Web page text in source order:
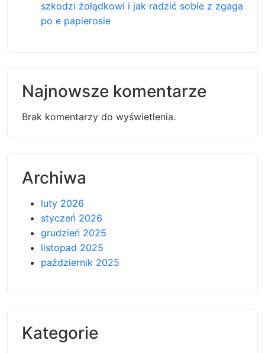
szkodzi żołądkowi i jak radzić sobie z zgaga
po e papierosie
Najnowsze komentarze
Brak komentarzy do wyświetlenia.
Archiwa
luty 2026
styczeń 2026
grudzień 2025
listopad 2025
październik 2025
Kategorie